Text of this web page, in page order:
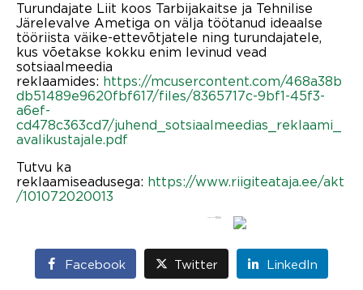
Turundajate Liit koos Tarbijakaitse ja Tehnilise
Järelevalve Ametiga on välja töötanud ideaalse
tööriista väike-ettevõtjatele ning turundajatele,
kus võetakse kokku enim levinud vead
sotsiaalmeedia
reklaamides: https://mcusercontent.com/468a38b
db51489e9620fbf617/files/8365717c-9bf1-45f3-
a6ef-
cd478c363cd7/juhend_sotsiaalmeedias_reklaami_
avalikustajale.pdf
Tutvu ka
reklaamiseadusega: https://www.riigiteataja.ee/akt
/101072020013
Facebook Twitter LinkedIn